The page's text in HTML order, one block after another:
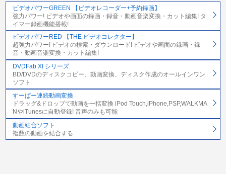
ビデオパワーGREEN 【ビデオレコーダー+予約録画】
強力パワー! ビデオや画面の録画・録音・動画音楽変換・カット編集! タ
イマー録画機能搭載!
ビデオパワーRED 【THE ビデオコレクター】
超強力パワー! ビデオの検索・ダウンロード! ビデオや画面の録画・録
音・動画音楽変換・カット編集!
DVDFab XI シリーズ
BD/DVDのディスクコピー、動画変換、ディスク作成のオールインワン
ソフト
すーぱー連続動画変換
ドラッグ&ドロップで動画を一括変換 iPod Touch,iPhone,PSP,WALKMA
NやiTunesに自動登録! 音声のみも可能
動画結合ソフト
複数の動画を結合する